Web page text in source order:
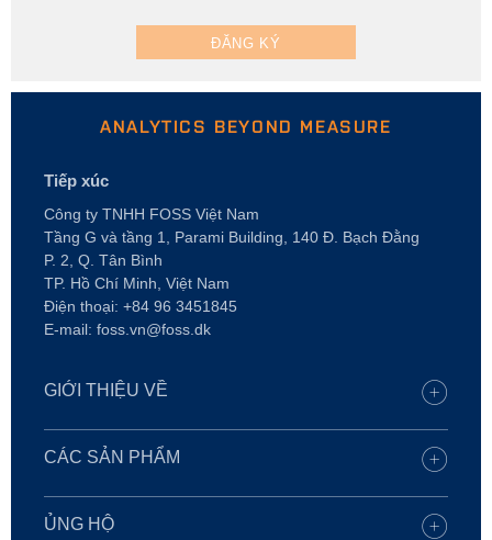
ĐĂNG KÝ
ANALYTICS BEYOND MEASURE
Tiếp xúc
Công ty TNHH FOSS Việt Nam
Tầng G và tầng 1, Parami Building, 140 Đ. Bạch Đằng
P. 2, Q. Tân Bình
TP. Hồ Chí Minh, Việt Nam
Điện thoại: +84 96 3451845
E-mail: foss.vn@foss.dk
GIỚI THIỆU VỀ
Nghề nghiệp
Tìm văn phòng FOSS của bạn
Chúng ta lÀ ai
CÁC SẢN PHẨM
Tất cả sản phẩm
Dịch vụ kỹ thuật số
ỦNG HỘ